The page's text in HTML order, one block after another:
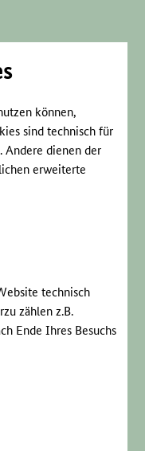
können,
sind technisch für
Andere dienen der
erweiterte
technisch
zählen z.B.
Ende Ihres Besuchs